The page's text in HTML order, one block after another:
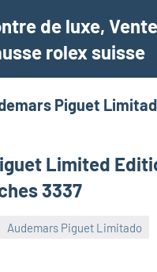
de luxe,
rolex suisse
Piguet
Limited
3337
Audemars Piguet Limitado